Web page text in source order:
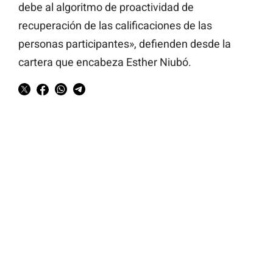
debe al algoritmo de proactividad de
recuperación de las calificaciones de las
personas participantes», defienden desde la
cartera que encabeza Esther Niubó.